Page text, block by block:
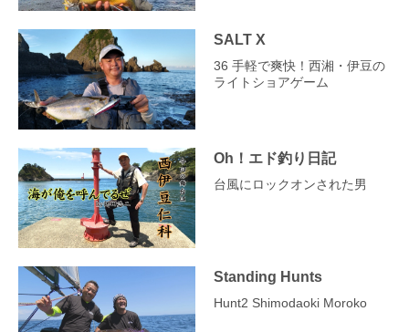
SALT X
36 手軽で爽快！西湘・伊豆の
ライトショアゲーム
Oh！エド釣り日記
台風にロックオンされた男
Standing Hunts
Hunt2 Shimodaoki Moroko